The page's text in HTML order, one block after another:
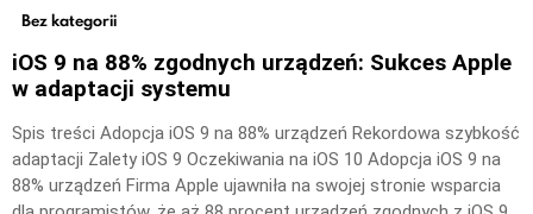
Bez kategorii
iOS 9 na 88% zgodnych urządzeń: Sukces Apple
w adaptacji systemu
Spis treści Adopcja iOS 9 na 88% urządzeń Rekordowa szybkość
adaptacji Zalety iOS 9 Oczekiwania na iOS 10 Adopcja iOS 9 na
88% urządzeń Firma Apple ujawniła na swojej stronie wsparcia